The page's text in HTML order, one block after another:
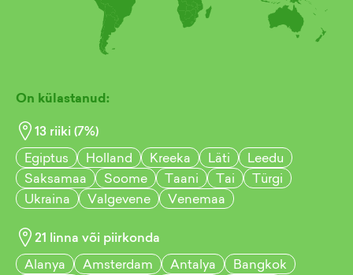
On külastanud:
13 riiki (7%)
Egiptus
Holland Kreeka Läti
Leedu
Saksamaa
Soome Taani Tai
Türgi
Ukraina
Valgevene Venemaa
21 linna või piirkonda
Alanya
Amsterdam Antalya
Bangkok